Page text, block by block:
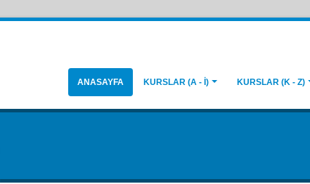
ANASAYFA KURSLAR (A - İ) KURSLAR (K - Z)